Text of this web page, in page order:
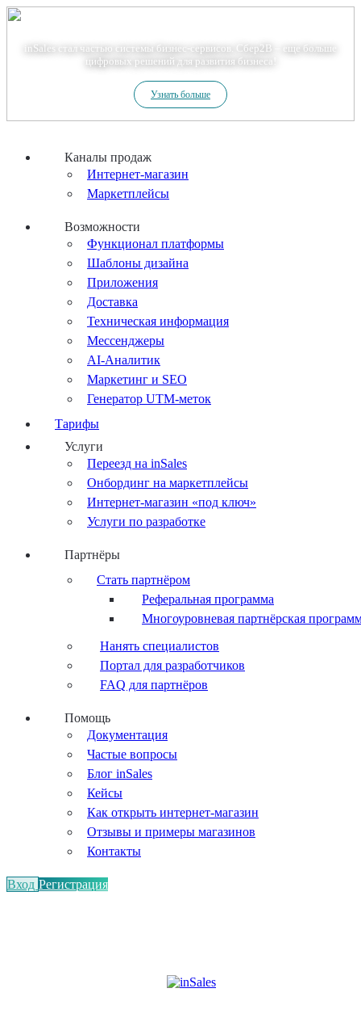
inSales стал частью системы бизнес-сервисов. Сбер2В – еще больше
цифровых решений для развития бизнеса!
Узнать больше
Каналы продаж
Интернет-магазин
Маркетплейсы
Возможности
Функционал платформы
Шаблоны дизайна
Приложения
Доставка
Техническая информация
Мессенджеры
AI-Аналитик
Маркетинг и SEO
Генератор UTM-меток
Тарифы
Услуги
Переезд на inSales
Онбординг на маркетплейсы
Интернет-магазин «под ключ»
Услуги по разработке
Партнёры
Стать партнёром
Реферальная программа
Многоуровневая партнёрская
Нанять специалистов
Портал для разработчиков
FAQ для партнёров
Помощь
Документация
Частые вопросы
Блог inSales
Кейсы
Как открыть интернет-магазин
Отзывы и примеры магазинов
Контакты
Вход Регистрация